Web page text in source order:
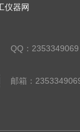
仪器网
QQ：2353349069
邮箱：